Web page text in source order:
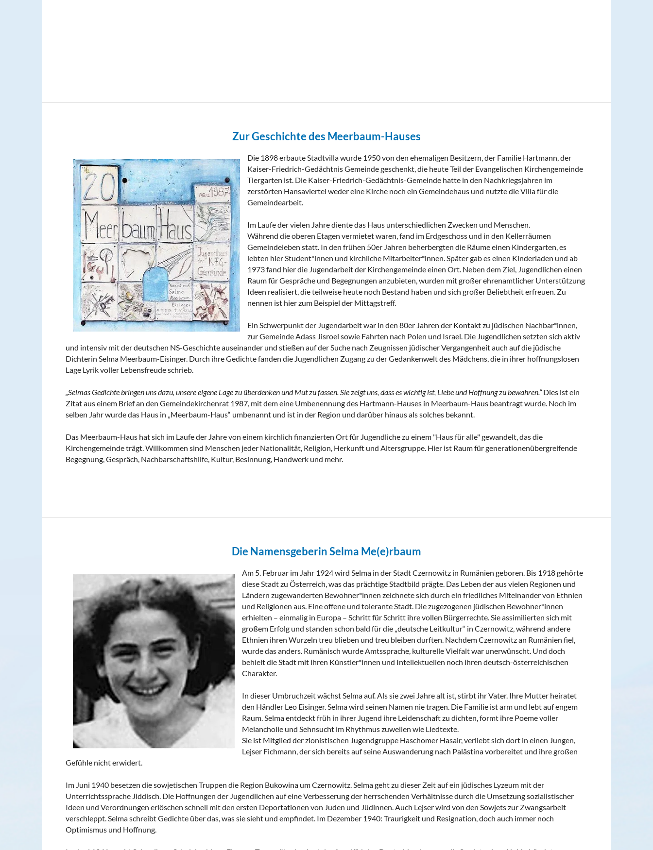
Zur Geschichte des Meerbaum-Hauses
Die 1898 erbaute Stadtvilla wurde 1950 von den ehemaligen Besitzern, der Familie Hartmann, der
Kaiser-Friedrich-Gedächtnis Gemeinde geschenkt, die heute Teil der Evangelischen Kirchengemeinde
Tiergarten ist. Die Kaiser-Friedrich-Gedächtnis-Gemeinde hatte in den Nachkriegsjahren im
zerstörten Hansaviertel weder eine Kirche noch ein Gemeindehaus und nutzte die Villa für die
Gemeindearbeit.
Im Laufe der vielen Jahre diente das Haus unterschiedlichen Zwecken und Menschen.
Während die oberen Etagen vermietet waren, fand im Erdgeschoss und in den Kellerräumen
Gemeindeleben statt. In den frühen 50er Jahren beherbergten die Räume einen Kindergarten, es
lebten hier Student*innen und kirchliche Mitarbeiter*innen. Später gab es einen Kinderladen und ab
1973 fand hier die Jugendarbeit der Kirchengemeinde einen Ort. Neben dem Ziel, Jugendlichen einen
Raum für Gespräche und Begegnungen anzubieten, wurden mit großer ehrenamtlicher Unterstützung
Ideen realisiert, die teilweise heute noch Bestand haben und sich großer Beliebtheit erfreuen. Zu
nennen ist hier zum Beispiel der Mittagstreff.
Ein Schwerpunkt der Jugendarbeit war in den 80er Jahren der Kontakt zu jüdischen Nachbar*innen,
zur Gemeinde Adass Jisroel sowie Fahrten nach Polen und Israel. Die Jugendlichen setzten sich aktiv
und intensiv mit der deutschen NS-Geschichte auseinander und stießen auf der Suche nach Zeugnissen jüdischer Vergangenheit auch auf die jüdische
Dichterin Selma Meerbaum-Eisinger. Durch ihre Gedichte fanden die Jugendlichen Zugang zu der Gedankenwelt des Mädchens, die in ihrer hoffnungslosen
Lage Lyrik voller Lebensfreude schrieb.
„Selmas Gedichte bringen uns dazu, unsere eigene Lage zu überdenken und Mut zu fassen. Sie zeigt uns, dass es wichtig ist, Liebe und Hoffnung zu bewahren.“Dies ist ein
Zitat aus einem Brief an den Gemeindekirchenrat 1987, mit dem eine Umbenennung des Hartmann-Hauses in Meerbaum-Haus beantragt wurde. Noch im
selben Jahr wurde das Haus in „Meerbaum-Haus“ umbenannt und ist in der Region und darüber hinaus als solches bekannt.
Das Meerbaum-Haus hat sich im Laufe der Jahre von einem kirchlich finanzierten Ort für Jugendliche zu einem "Haus für alle" gewandelt, das die
Kirchengemeinde trägt. Willkommen sind Menschen jeder Nationalität, Religion, Herkunft und Altersgruppe. Hier ist Raum für generationenübergreifende
Begegnung, Gespräch, Nachbarschaftshilfe, Kultur, Besinnung, Handwerk und mehr.
Die Namensgeberin Selma Me(e)rbaum
Am 5. Februar im Jahr 1924 wird Selma in der Stadt Czernowitz in Rumänien geboren. Bis 1918 gehörte
diese Stadt zu Österreich, was das prächtige Stadtbild prägte. Das Leben der aus vielen Regionen und
Ländern zugewanderten Bewohner*innen zeichnete sich durch ein friedliches Miteinander von Ethnien
und Religionen aus. Eine offene und tolerante Stadt. Die zugezogenen jüdischen Bewohner*innen
erhielten – einmalig in Europa – Schritt für Schritt ihre vollen Bürgerrechte. Sie assimilierten sich mit
großem Erfolg und standen schon bald für die „deutsche Leitkultur“ in Czernowitz, während andere
Ethnien ihren Wurzeln treu blieben und treu bleiben durften. Nachdem Czernowitz an Rumänien fiel,
wurde das anders. Rumänisch wurde Amtssprache, kulturelle Vielfalt war unerwünscht. Und doch
behielt die Stadt mit ihren Künstler*innen und Intellektuellen noch ihren deutsch-österreichischen
Charakter.
In dieser Umbruchzeit wächst Selma auf. Als sie zwei Jahre alt ist, stirbt ihr Vater. Ihre Mutter heiratet
den Händler Leo Eisinger. Selma wird seinen Namen nie tragen. Die Familie ist arm und lebt auf engem
Raum. Selma entdeckt früh in ihrer Jugend ihre Leidenschaft zu dichten, formt ihre Poeme voller
Melancholie und Sehnsucht im Rhythmus zuweilen wie Liedtexte.
Sie ist Mitglied der zionistischen Jugendgruppe Haschomer Hasair, verliebt sich dort in einen Jungen,
Lejser Fichmann, der sich bereits auf seine Auswanderung nach Palästina vorbereitet und ihre großen
Gefühle nicht erwidert.
Im Juni 1940 besetzen die sowjetischen Truppen die Region Bukowina um Czernowitz. Selma geht zu dieser Zeit auf ein jüdisches Lyzeum mit der
Unterrichtssprache Jiddisch. Die Hoffnungen der Jugendlichen auf eine Verbesserung der herrschenden Verhältnisse durch die Umsetzung sozialistischer
Ideen und Verordnungen erlöschen schnell mit den ersten Deportationen von Juden und Jüdinnen. Auch Lejser wird von den Sowjets zur Zwangsarbeit
verschleppt. Selma schreibt Gedichte über das, was sie sieht und empfindet. Im Dezember 1940: Traurigkeit und Resignation, doch auch immer noch
Optimismus und Hoffnung.